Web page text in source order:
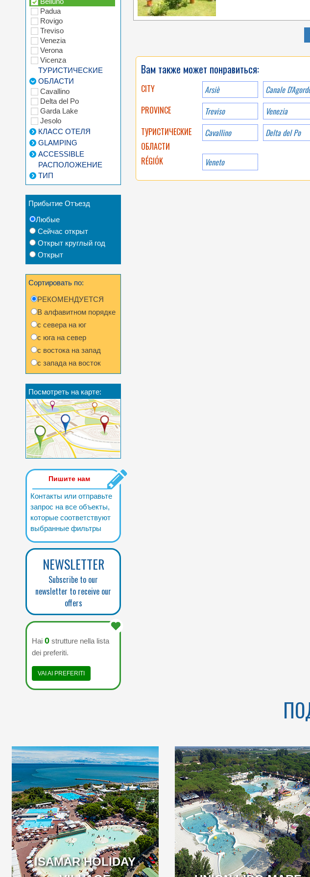
Padua
Rovigo
Treviso
Venezia
Verona
Vicenza
ТУРИСТИЧЕСКИЕ
ОБЛАСТИ
Cavallino
Delta del Po
Garda Lake
Jesolo
КЛАСС ОТЕЛЯ
GLAMPING
ACCESSIBLE
РАСПОЛОЖЕНИЕ
ТИП
Прибытие Отъезд
Любые
Сейчас открыт
Открыт круглый год
Открыт
Сортировать по:
РЕКОМЕНДУЕТСЯ
В алфавитном порядке
с севера на юг
с юга на север
с востока на запад
с запада на восток
Посмотреть на карте:
Пишите нам
Контакты или отправьте
запрос на все объекты,
которые соответствуют
выбранные фильтры
NEWSLETTER
Subscribe to our
newsletter to receive our
offers
Hai 0 strutture nella lista
dei preferiti.
VAI AI PREFERITI
Вам также может понравиться:
CITY Arsiè
Canale
PROVINCE
Treviso Venezia
ТУРИСТИЧЕСКИЕ
ОБЛАСТИ
Cavallino Delta del Po
RÉGIÓK Veneto
ISAMAR HOLIDAY
WELCOME TO THE
FIRST 5 STAR CAMPING
IN ITALY
A BEACH OVER 1KM
LONG LOCATED IN THE
BEAUTIFUL GOLFO DI
GAETA